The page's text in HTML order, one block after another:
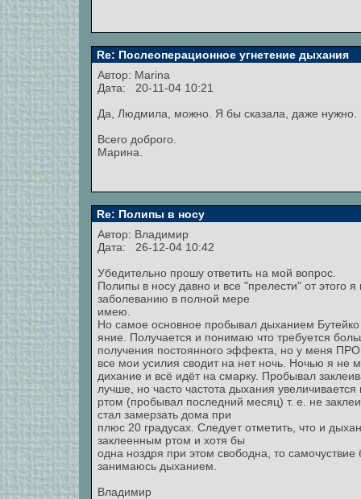
Re: Послеоперационное угнетение дыхания
Автор: Marina
Дата: 20-11-04 10:21
Да, Людмила, можно. Я бы сказала, даже нужно.
Всего доброго.
Марина.
Re: Полипы в носу
Автор: Владимир
Дата: 26-12-04 10:42
Убедительно прошу ответить на мой вопрос.
Полипы в носу давно и все "прелести" от этого
заболеванию в полной мере
имею.
Но самое основное пробывал дыханием Бутейко
яние. Получается и понимаю что требуется
получения постоянного эффекта, но у меня
все мои усилия сводит на нет ночь. Ночью я не
дихание и всё идёт на смарку. Пробывал
лучше, но часто частота дыхания
ртом (пробывал последний месяц) т. е. не
стал замерзать дома при
плюс 20 градусах. Следует отметить, что и
заклеенным ртом и хотя бы
одна ноздря при этом свободна, то
занимаюсь дыханием.
Владимир